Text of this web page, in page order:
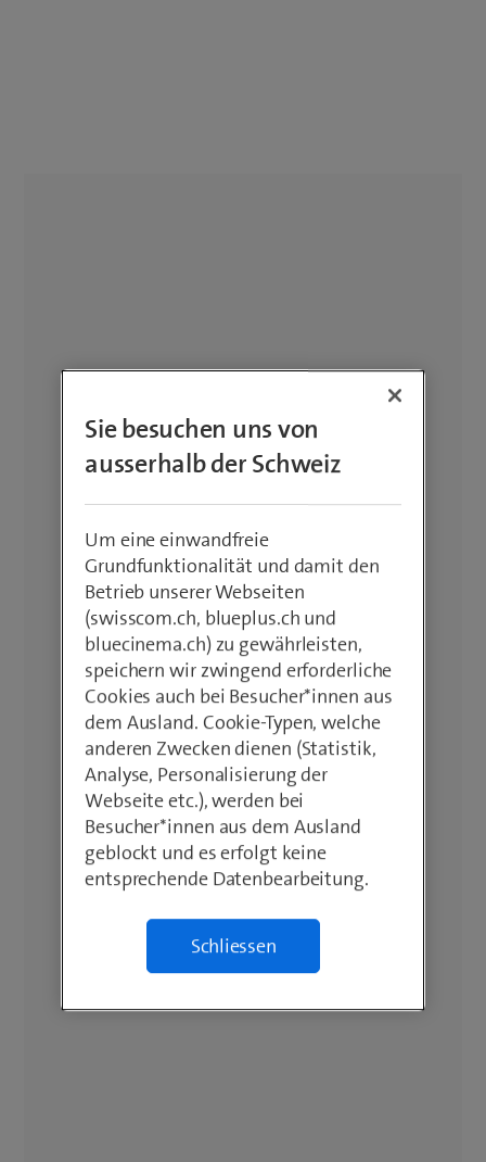
Sie besuchen uns von
ausserhalb der Schweiz
Um eine einwandfreie
Grundfunktionalität und damit den
Betrieb unserer Webseiten
(swisscom.ch, blueplus.ch und
bluecinema.ch) zu gewährleisten,
speichern wir zwingend erforderliche
Cookies auch bei Besucher*innen aus
dem Ausland. Cookie-Typen, welche
anderen Zwecken dienen (Statistik,
Analyse, Personalisierung der
Webseite etc.), werden bei
Besucher*innen aus dem Ausland
geblockt und es erfolgt keine
entsprechende Datenbearbeitung.
Schliessen